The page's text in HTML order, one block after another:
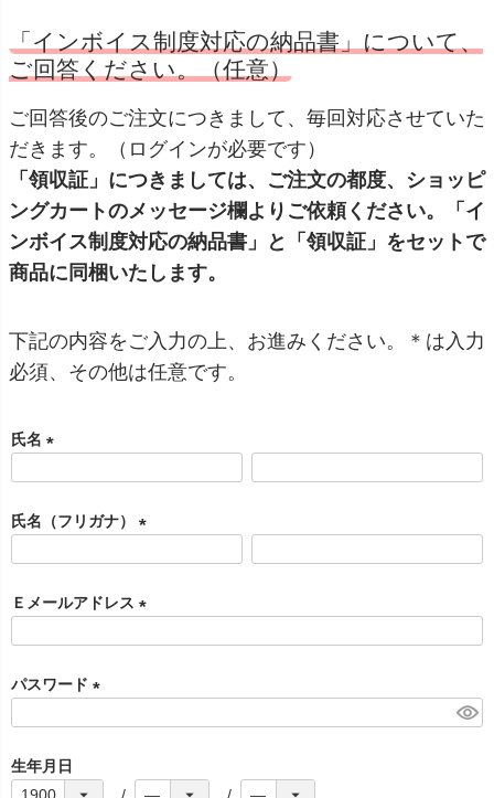
「インボイス制度対応の納品書」について、
ご回答ください。（任意）
ご回答後のご注文につきまして、毎回対応させていた
だきます。（ログインが必要です）
「領収証」につきましては、ご注文の都度、ショッピ
ングカートのメッセージ欄よりご依頼ください。「イ
ンボイス制度対応の納品書」と「領収証」をセットで
商品に同梱いたします。
下記の内容をご入力の上、お進みください。＊は入力
必須、その他は任意です。
氏名
須
氏名（フリガナ）
須
Ｅメールアドレス
パスワード
生年月日